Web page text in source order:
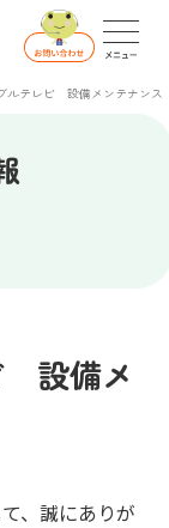
ルテレビ 設備メンテナンス
設備メ
、誠にありが